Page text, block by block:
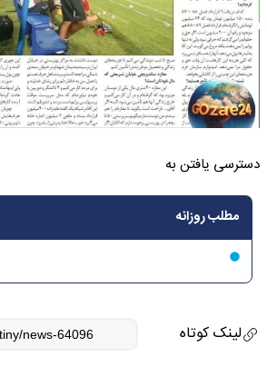
دسترسی یافتن به
مطلب روزانه
لینک کوتاه